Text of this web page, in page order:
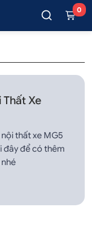
0
Thất Xe
thất xe MG5
đây để có thêm